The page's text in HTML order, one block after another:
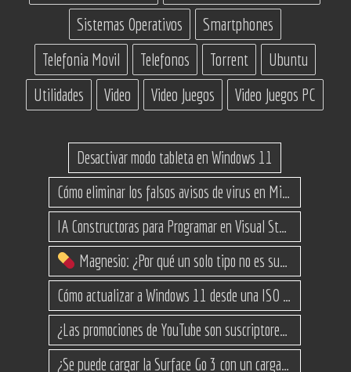
Sistemas Operativos
Smartphones
Telefonia Movil
Telefonos Torrent
Ubuntu
Utilidades
Video Video Juegos Video Juegos PC
Desactivar modo tableta en Windows 11
Magnesio: ¿Por qué un solo tipo no es suficiente? (Guía de variantes)